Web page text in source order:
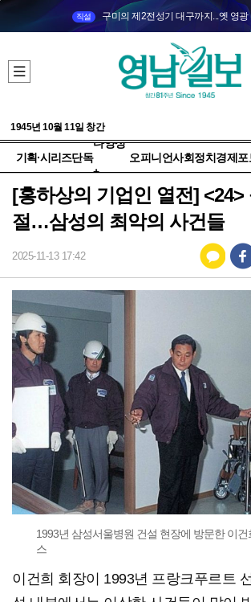
직설 구미의 제2전성기 대구까지...옛 영
1945년 10월 11일 창간
기획·시리즈단독
다양성
+
오피니언사회정치 경제 포
[홍하상의 기업인 열전] <24>
절…삼성의 최악의 사건들
2025-11-13 17:42
1993년 삼성서울병원 건설 현장에 방문한 이
스
이건희 회장이 1993년 프랑크푸르트